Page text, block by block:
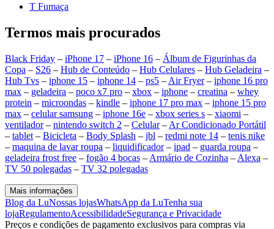
T Fumaça
Termos mais procurados
Black Friday – iPhone 17 – iPhone 16 – Álbum de Figurinhas da
Copa – S26 – Hub de Conteúdo – Hub Celulares – Hub Geladeira –
Hub Tvs – iphone 15 – iphone 14 – ps5 – Air Fryer– iphone 16 pro
max – geladeira – poco x7 pro – xbox – iphone – creatina – whey
protein – microondas – kindle – iphone 17 pro max – iphone 15 pro
max – celular samsung – iphone 16e – xbox series s – xiaomi –
ventilador– nintendo switch 2 – Celular– Ar Condicionado Portátil
– tablet – Bicicleta – Body Splash – jbl – redmi note 14 – tenis nike
– maquina de lavar roupa – liquidificador– ipad – guarda roupa –
geladeira frost free – fogão 4 bocas – Armário de Cozinha – Alexa –
TV 50 polegadas – TV 32 polegadas
Mais informações
Blog da LuNossas lojasWhatsApp da LuTenha sua
lojaRegulamentoAcessibilidadeSegurança e Privacidade
Preços e condições de pagamento exclusivos para compras via